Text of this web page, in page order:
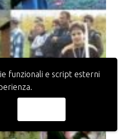
funzionali e script esterni